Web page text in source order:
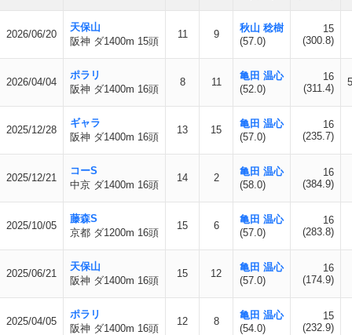
2026/06/20
天保山
阪神 ダ1400m 15頭
11 9
秋山 稔樹
(57.0)
15
(300.8)
2026/04/04
ポラリ
阪神 ダ1400m 16頭
8 11
亀田 温心
(52.0)
16
(311.4)
2025/12/28
ギャラ
阪神 ダ1400m 16頭
13 15
亀田 温心
(57.0)
16
(235.7)
2025/12/21
コーS
中京 ダ1400m 16頭
14 2
亀田 温心
(58.0)
16
(384.9)
2025/10/05
藤森S
京都 ダ1200m 16頭
15 6
亀田 温心
(57.0)
16
(283.8)
2025/06/21
天保山
阪神 ダ1400m 16頭
15 12
亀田 温心
(57.0)
16
(174.9)
2025/04/05
ポラリ
阪神 ダ1400m 16頭
12 8
亀田 温心
(54.0)
15
(232.9)